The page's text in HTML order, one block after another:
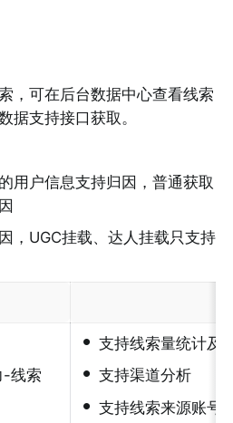
，可在后台数据中心查看线索
据支持接口获取。
用户信息支持归因，普通获取
，UGC挂载、达人挂载只支持
-线索
• 支持线索量统计及
• 支持渠道分析
• 支持线索来源账号